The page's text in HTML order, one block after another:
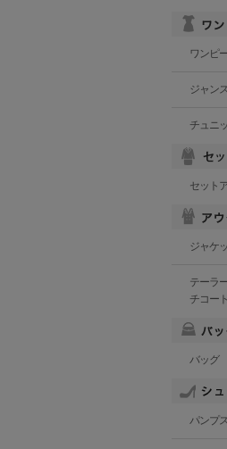
ワンピ
ジャン
チュニ
セット
ジャケ
テーラ
チコート
バッグ
パンプ